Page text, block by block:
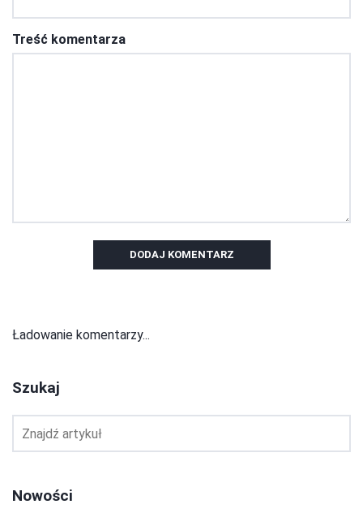
Treść komentarza
DODAJ KOMENTARZ
Ładowanie komentarzy...
Szukaj
Nowości